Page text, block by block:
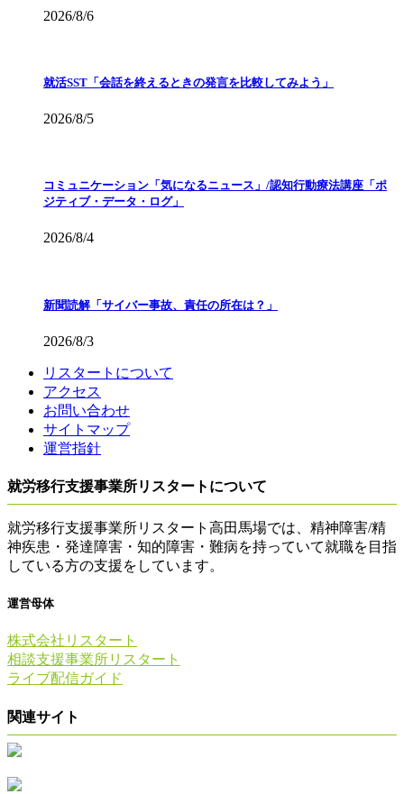
2026/8/6
就活SST「会話を終えるときの発言を比較してみよう」
2026/8/5
コミュニケーション「気になるニュース」/認知行動療法講座「ポ
ジティブ・データ・ログ」
2026/8/4
新聞読解「サイバー事故、責任の所在は？」
2026/8/3
リスタートについて
アクセス
お問い合わせ
サイトマップ
運営指針
就労移行支援事業所リスタートについて
就労移行支援事業所リスタート高田馬場では、精神障害/精
神疾患・発達障害・知的障害・難病を持っていて就職を目指
している方の支援をしています。
運営母体
株式会社リスタート
相談支援事業所リスタート
ライブ配信ガイド
関連サイト